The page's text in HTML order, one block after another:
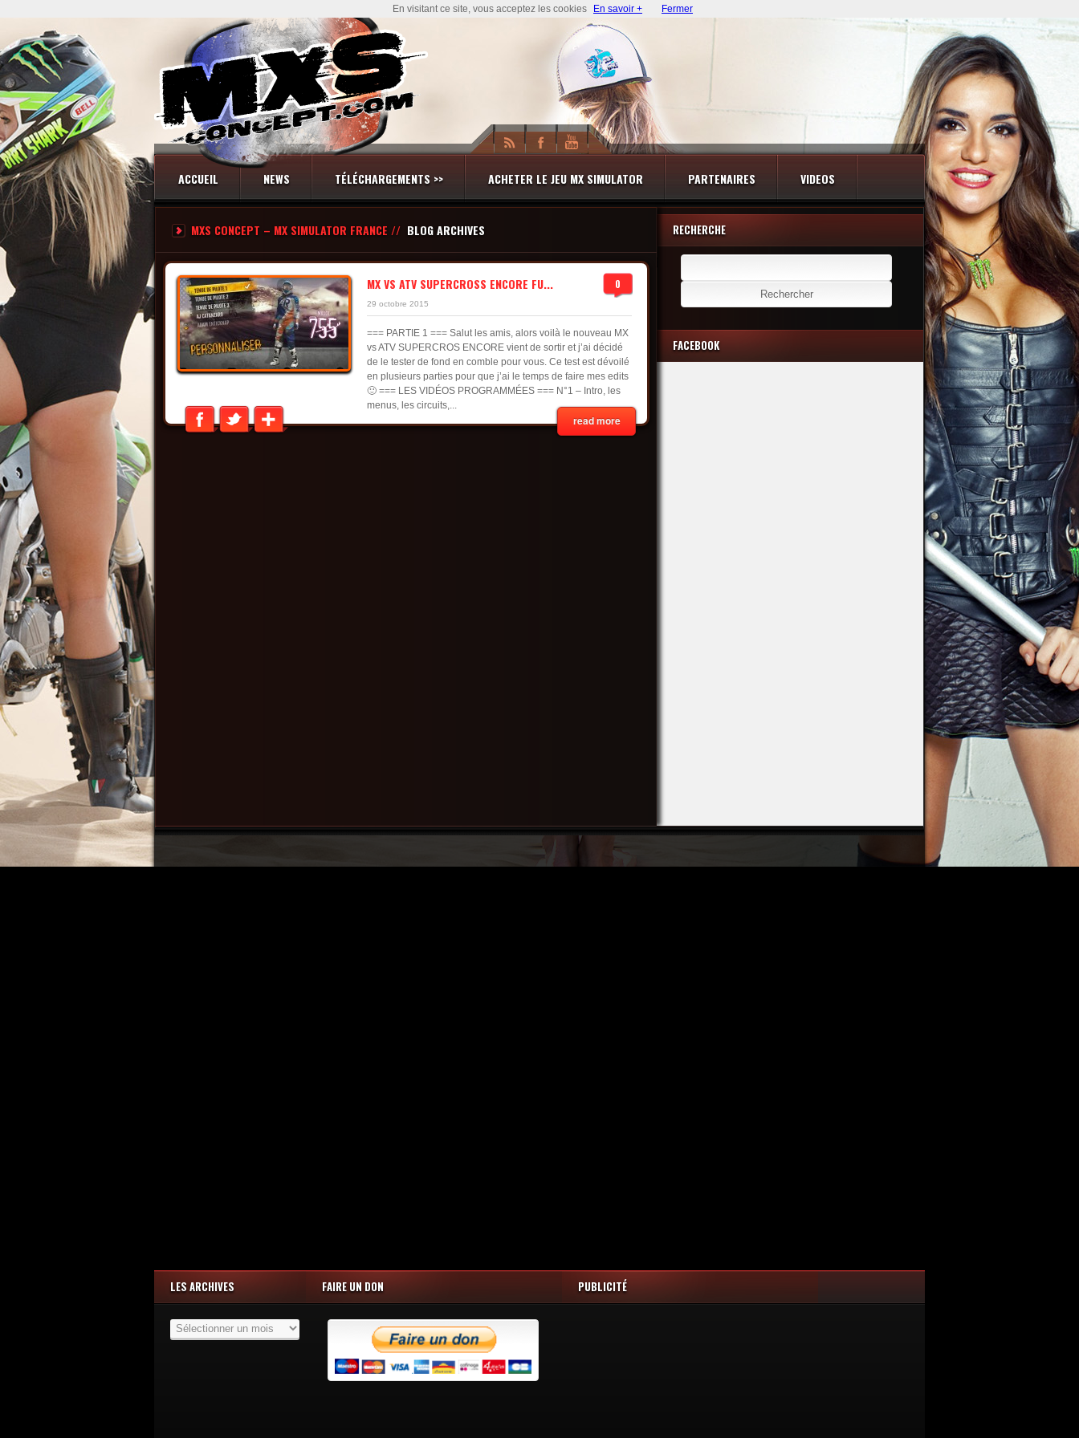
ACCUEIL NEWS TÉLÉCHARGEMENTS >> ACHETER LE JEU MX SIMULATOR PARTENAIRES VIDEOS
CONTACT
MXS CONCEPT – MX SIMULATOR FRANCE // BLOG ARCHIVES
0
MX VS ATV SUPERCROSS ENCORE FU...
29 octobre 2015
=== PARTIE 1 === Salut les amis, alors voilà le nouveau MX
vs ATV SUPERCROS ENCORE vient de sortir et j’ai décidé
de le tester de fond en comble pour vous. Ce test est dévoilé
en plusieurs parties pour que j’ai le temps de faire mes edits
🙂 === LES VIDÉOS PROGRAMMÉES === N°1 – Intro, les
menus, les circuits,...
read more
RECHERCHE
Rechercher :
FACEBOOK
LES ARCHIVES
Archives
FAIRE UN DON PUBLICITÉ
En visitant ce site, vous acceptez les cookies En savoir + Fermer